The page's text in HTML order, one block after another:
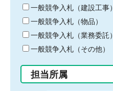
キ
ー
ワ
ー
ド
入
力
一般競争入札（建設工事）
一般競争入札（物品）
一般競争入札（業務委託）
一般競争入札（その他）
担当所属